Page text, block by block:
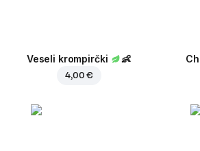
Veseli krompirčki 👶
4,00 €